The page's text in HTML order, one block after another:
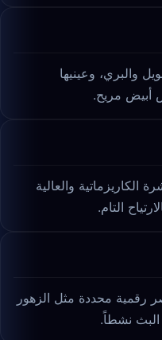
والبري، وعينيها
أبيض مريح.
والعالية
التام.
رقمية محددة مثل الزهور
البث نشطاً.